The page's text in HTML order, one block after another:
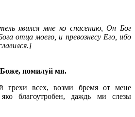
явился мне ко спасению, Он Бог
отца моего, и превознесу Его, ибо
помилуй мя.
грехи всех, возми бремя от мене
благоутробен, даждь ми слезы